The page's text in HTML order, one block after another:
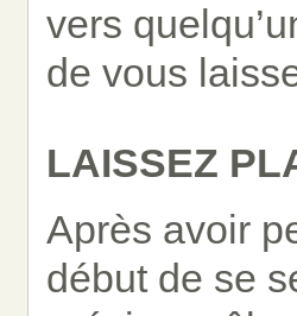
vers
de vous
LAISSEZ
Après avoir
début de se